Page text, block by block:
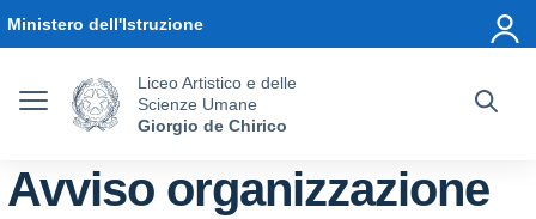
Ministero dell'Istruzione
Liceo Artistico e delle
Scienze Umane
Giorgio de Chirico
Avviso organizzazione